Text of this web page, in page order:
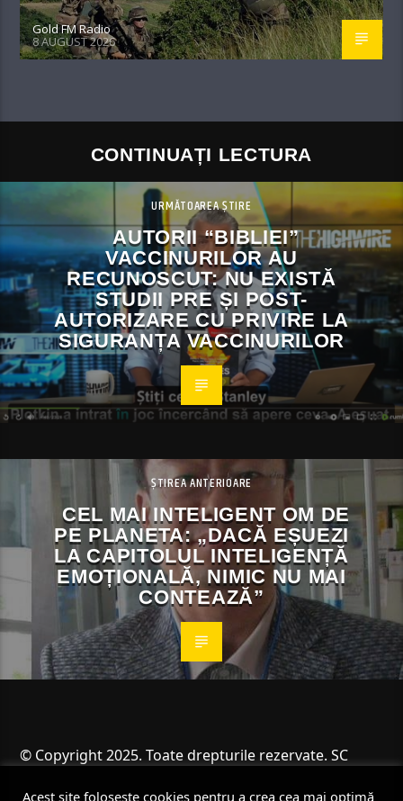
Gold FM Radio
8 AUGUST 2026
CONTINUAȚI LECTURA
URMĂTOAREA ȘTIRE
AUTORII “BIBLIEI”
VACCINURILOR AU
RECUNOSCUT: NU EXISTĂ
STUDII PRE ȘI POST-
AUTORIZARE CU PRIVIRE LA
SIGURANȚA VACCINURILOR
ȘTIREA ANTERIOARE
CEL MAI INTELIGENT OM DE
PE PLANETA: „DACĂ EȘUEZI
LA CAPITOLUL INTELIGENȚĂ
EMOȚIONALĂ, NIMIC NU MAI
CONTEAZĂ”
© Copyright 2025. Toate drepturile rezervate. SC
Acest site folosește cookies pentru a crea cea mai optimă